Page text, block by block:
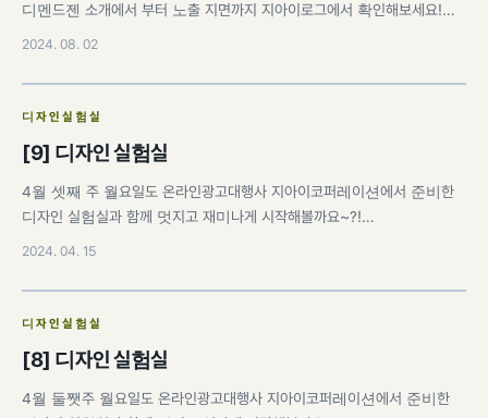
디멘드젠 소개에서 부터 노출 지면까지 지아이로그에서 확인해보세요!…
2024. 08. 02
디자인실험실
[9] 디자인 실험실
4월 셋째 주 월요일도 온라인광고대행사 지아이코퍼레이션에서 준비한
디자인 실험실과 함께 멋지고 재미나게 시작해볼까요~?!…
2024. 04. 15
디자인실험실
[8] 디자인 실험실
4월 둘쨋주 월요일도 온라인광고대행사 지아이코퍼레이션에서 준비한